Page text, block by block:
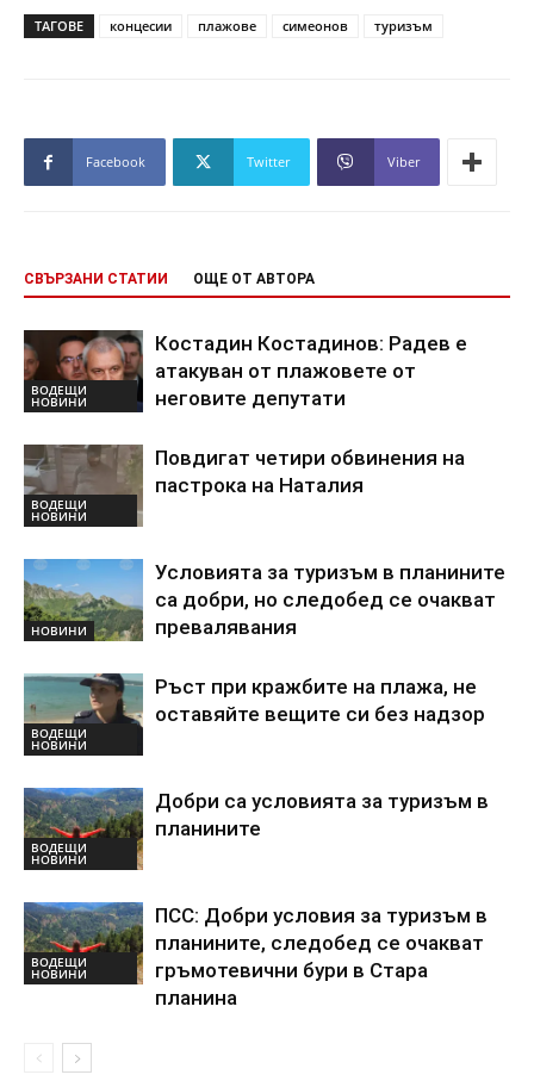
ТАГОВЕ концесии плажове симеонов туризъм
Facebook Twitter Viber
СВЪРЗАНИ СТАТИИ ОЩЕ ОТ АВТОРА
ВОДЕЩИ
НОВИНИ
Костадин Костадинов: Радев е
атакуван от плажoвете от
неговите депутати
ВОДЕЩИ
НОВИНИ
Повдигат четири обвинения на
пастрока на Наталия
НОВИНИ
Условията за туризъм в планините
са добри, но следобед се очакват
превалявания
ВОДЕЩИ
НОВИНИ
Ръст при кражбите на плажа, не
оставяйте вещите си без надзор
ВОДЕЩИ
НОВИНИ
Добри са условията за туризъм в
планините
ВОДЕЩИ
НОВИНИ
ПСС: Добри условия за туризъм в
планините, следобед се очакват
гръмотевични бури в Стара
планина